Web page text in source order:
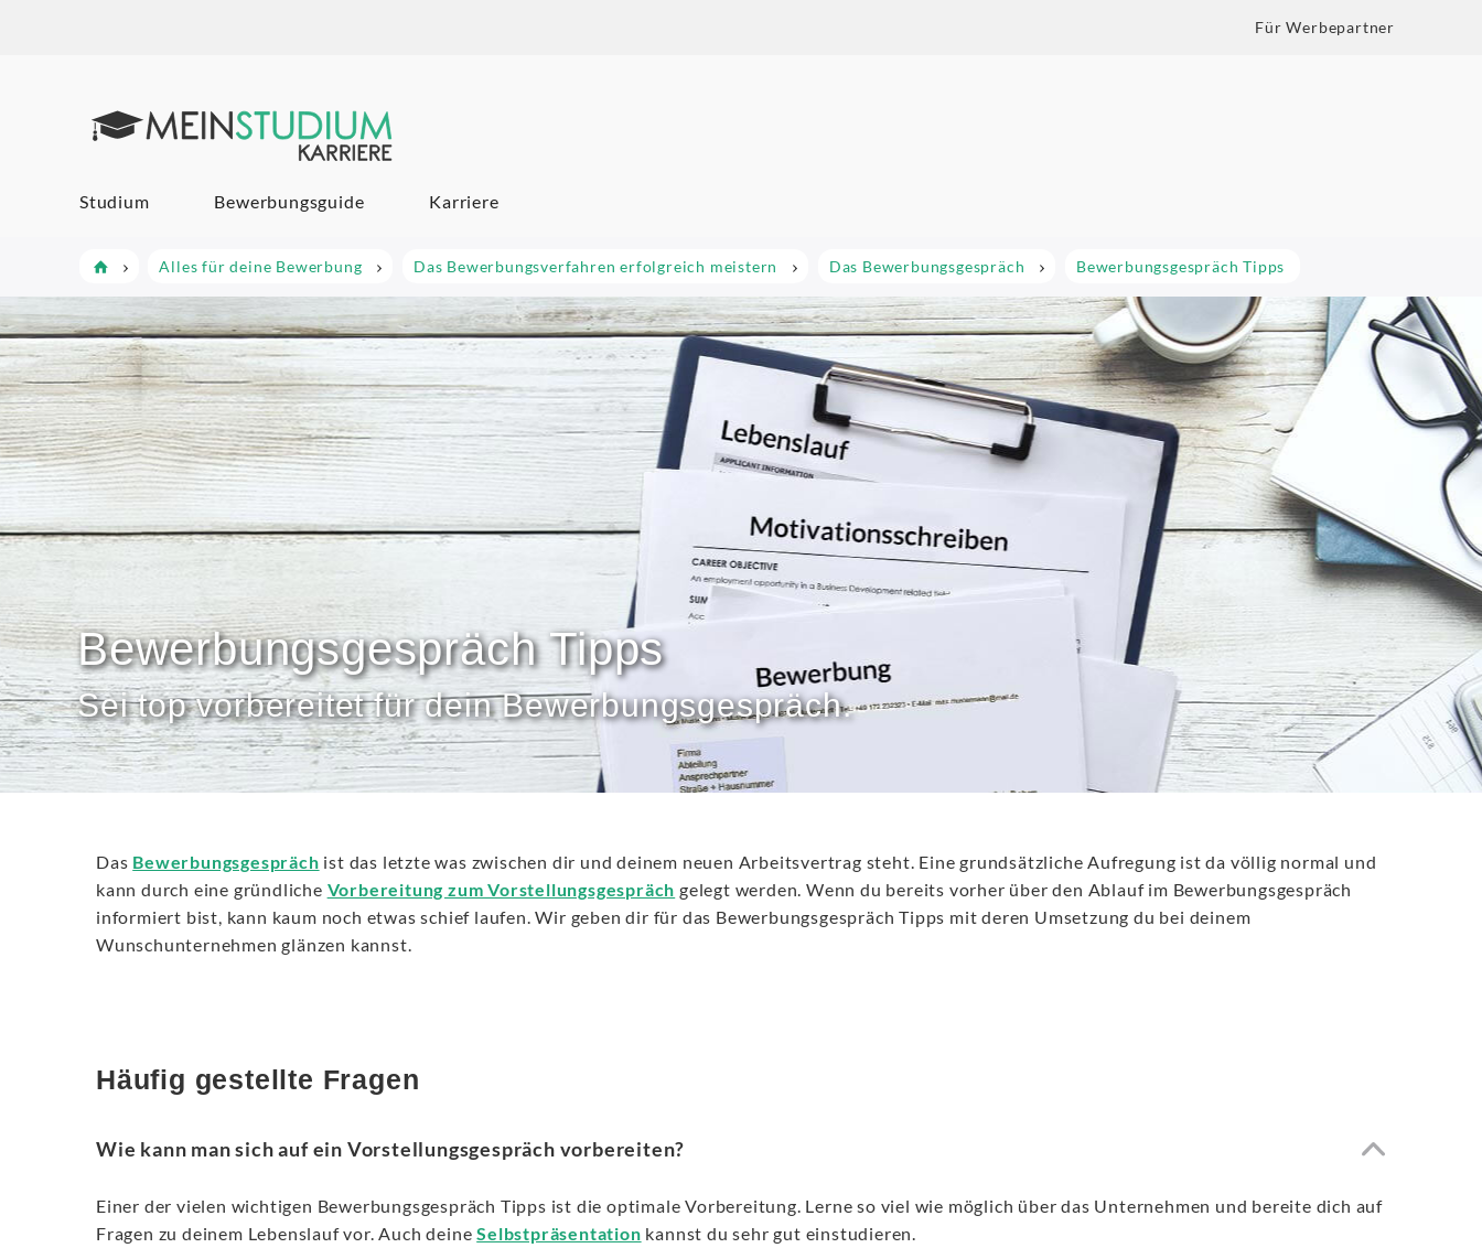
Für Werbepartner
Studium Bewerbungsguide Karriere
Alles für deine Bewerbung Das Bewerbungsverfahren erfolgreich meistern Das Bewerbungsgespräch Bewerbungsgespräch Tipps
Bewerbungsgespräch Tipps
Sei top vorbereitet für dein Bewerbungsgespräch.
Das Bewerbungsgespräch ist das letzte was zwischen dir und deinem neuen Arbeitsvertrag steht. Eine grundsätzliche Aufregung ist da völlig normal und
kann durch eine gründliche Vorbereitung zum Vorstellungsgespräch gelegt werden. Wenn du bereits vorher über den Ablauf im Bewerbungsgespräch
informiert bist, kann kaum noch etwas schief laufen. Wir geben dir für das Bewerbungsgespräch Tipps mit deren Umsetzung du bei deinem
Wunschunternehmen glänzen kannst.
Häufig gestellte Fragen
Wie kann man sich auf ein Vorstellungsgespräch vorbereiten?
Einer der vielen wichtigen Bewerbungsgespräch Tipps ist die optimale Vorbereitung. Lerne so viel wie möglich über das Unternehmen und bereite dich auf
Fragen zu deinem Lebenslauf vor. Auch deineSelbstpräsentation kannst du sehr gut einstudieren.